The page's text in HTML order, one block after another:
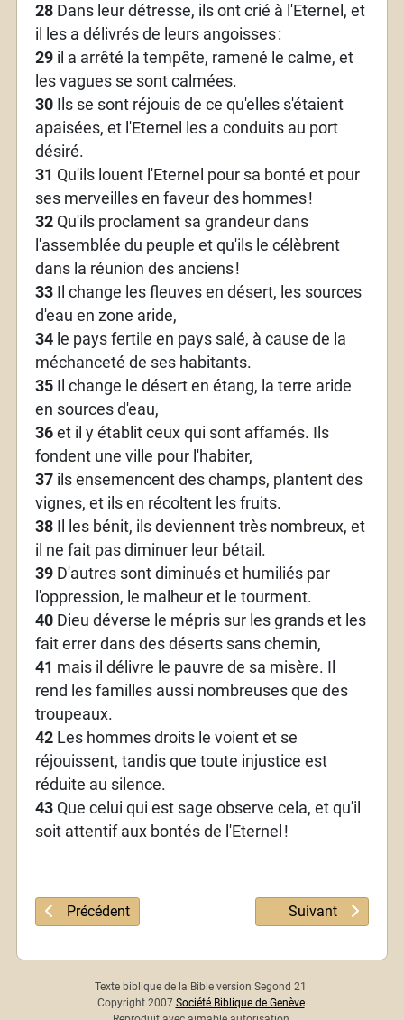
28Dans leur détresse, ils ont crié à l'Eternel, et
il les a délivrés de leurs angoisses:
29il a arrêté la tempête, ramené le calme, et
les vagues se sont calmées.
30Ils se sont réjouis de ce qu'elles s'étaient
apaisées, et l'Eternel les a conduits au port
désiré.
31 Qu'ils louent l'Eternel pour sa bonté et pour
ses merveilles en faveur des hommes!
32Qu'ils proclament sa grandeur dans
l'assemblée du peuple et qu'ils le célèbrent
dans la réunion des anciens!
33Il change les fleuves en désert, les sources
d'eau en zone aride,
34le pays fertile en pays salé, à cause de la
méchanceté de ses habitants.
35Il change le désert en étang, la terre aride
en sources d'eau,
36et il y établit ceux qui sont affamés. Ils
fondent une ville pour l'habiter,
37ils ensemencent des champs, plantent des
vignes, et ils en récoltent les fruits.
38Il les bénit, ils deviennent très nombreux, et
il ne fait pas diminuer leur bétail.
39D'autres sont diminués et humiliés par
l'oppression, le malheur et le tourment.
40Dieu déverse le mépris sur les grands et les
fait errer dans des déserts sans chemin,
41 mais il délivre le pauvre de sa misère. Il
rend les familles aussi nombreuses que des
troupeaux.
42Les hommes droits le voient et se
réjouissent, tandis que toute injustice est
réduite au silence.
43Que celui qui est sage observe cela, et qu'il
soit attentif aux bontés de l'Eternel !
Article précédent : Psaume 106
Précédent Article suivant :
Suivant
Texte biblique de la Bible version Segond 21
Copyright 2007 Société Biblique de Genève